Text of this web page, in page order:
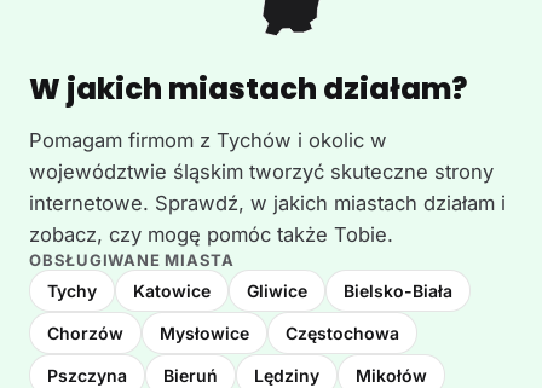
W jakich miastach działam?
Pomagam firmom z Tychów i okolic w
województwie śląskim tworzyć skuteczne strony
internetowe. Sprawdź, w jakich miastach działam i
zobacz, czy mogę pomóc także Tobie.
OBSŁUGIWANE MIASTA
Tychy Katowice Gliwice Bielsko-Biała
Chorzów Mysłowice Częstochowa
Pszczyna Bieruń Lędziny Mikołów